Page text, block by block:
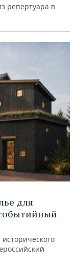
репертуара в
для